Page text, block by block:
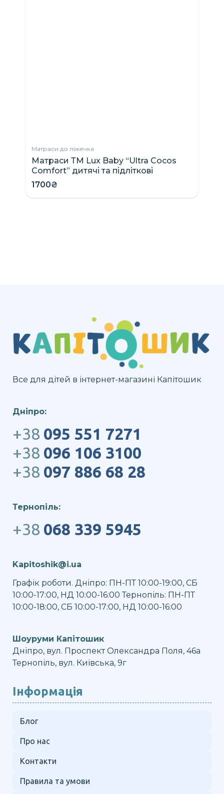
Матраси до ліжечка
Матраси ТМ Lux Baby “Ultra Cocos
Comfort” дитячі та підліткові
1700₴
Все для дітей в інтернет-магазині Капітошик
Дніпро:
+38 095 551 7271
+38 096 106 3100
+38 097 886 68 28
Тернопіль:
+38 068 339 5945
Kapitoshik@i.ua
Графік роботи. Дніпро: ПН-ПТ 10:00-19:00, СБ
10:00-17:00, НД 10:00-16:00 Тернопіль: ПН-ПТ
10:00-18:00, СБ 10:00-17:00, НД 10:00-16:00
Шоуруми Капітошик
Дніпро, вул. Проспект Олександра Поля, 46а
Тернопіль, вул. Київська, 9г
Інформація
Блог
Про нас
Контакти
Правила та умови